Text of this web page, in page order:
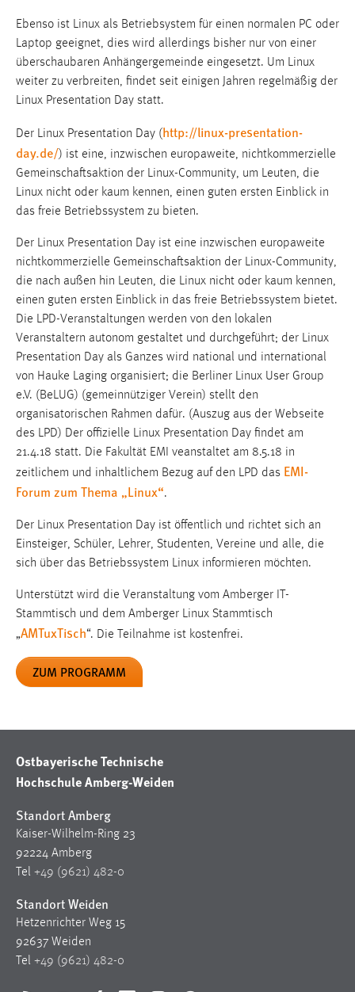
Ebenso ist Linux als Betriebsystem für einen normalen PC oder
Laptop geeignet, dies wird allerdings bisher nur von einer
überschaubaren Anhängergemeinde eingesetzt. Um Linux
weiter zu verbreiten, findet seit einigen Jahren regelmäßig der
Linux Presentation Day statt.
Der Linux Presentation Day (http://linux-presentation-
day.de/) ist eine, inzwischen europaweite, nichtkommerzielle
Gemeinschaftsaktion der Linux-Community, um Leuten, die
Linux nicht oder kaum kennen, einen guten ersten Einblick in
das freie Betriebssystem zu bieten.
Der Linux Presentation Day ist eine inzwischen europaweite
nichtkommerzielle Gemeinschaftsaktion der Linux-Community,
die nach außen hin Leuten, die Linux nicht oder kaum kennen,
einen guten ersten Einblick in das freie Betriebssystem bietet.
Die LPD-Veranstaltungen werden von den lokalen
Veranstaltern autonom gestaltet und durchgeführt; der Linux
Presentation Day als Ganzes wird national und international
von Hauke Laging organisiert; die Berliner Linux User Group
e.V. (BeLUG) (gemeinnütziger Verein) stellt den
organisatorischen Rahmen dafür. (Auszug aus der Webseite
des LPD) Der offizielle Linux Presentation Day findet am
21.4.18 statt. Die Fakultät EMI veanstaltet am 8.5.18 in
zeitlichem und inhaltlichem Bezug auf den LPD das EMI-
Forum zum Thema „Linux“.
Der Linux Presentation Day ist öffentlich und richtet sich an
Einsteiger, Schüler, Lehrer, Studenten, Vereine und alle, die
sich über das Betriebssystem Linux informieren möchten.
Unterstützt wird die Veranstaltung vom Amberger IT-
Stammtisch und dem Amberger Linux Stammtisch
„AMTuxTisch“. Die Teilnahme ist kostenfrei.
ZUM PROGRAMM
Ostbayerische Technische
Hochschule Amberg-Weiden
Standort Amberg
Kaiser-Wilhelm-Ring 23
92224 Amberg
Tel +49 (9621) 482-0
Standort Weiden
Hetzenrichter Weg 15
92637 Weiden
Tel +49 (9621) 482-0
Name:
staticfilecache
Zweck:
Für performante Seitenauslieferung wird in diesem Cookie
gespeichert, ob man eingeloggt ist.
Sprachpräferenz
Name:
site-language-preference
Das Cookie speichert die gewählte Sprache der Website.
Cookie Laufzeit:
30 Tage
Chat
Name:
MibewSessionID, MIBEW_UserID, mibew_locale, mibew-
chat-frame-style-5e9dbeb1811c0446
Zweck:
Wird benötigt um die Chatfunktion nutzen zu können.
Cookie Laufzeit:
MibewSessionID, mibew-chat-frame-style-
Jahre, MIBEW_UserID = 1 Jahr
Login
Name:
fe_user, be_user, be_lastLoginProvider
Dieser Cookie ist notwendig um sich an der Website
einloggen zu können.
24 Stunden
Statistik Cookies erfassen Informationen anonym.
Diese Informationen helfen uns zu verstehen, wie
unsere Besucher unsere Website nutzen.
Matomo
Name:
_pk_ref, _pk_cvar, _pk_id, _pk_ses